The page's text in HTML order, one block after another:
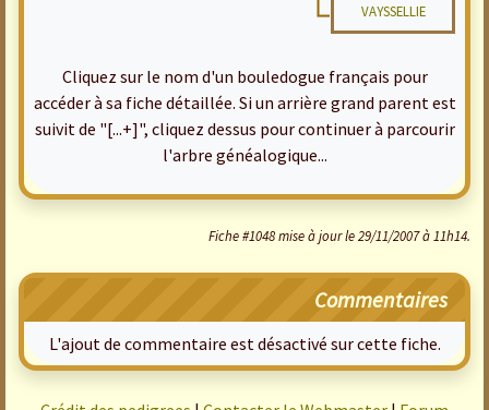
VAYSSELLIE
Cliquez sur le nom d'un bouledogue français pour
accéder à sa fiche détaillée. Si un arrière grand parent est
suivit de "[...+]", cliquez dessus pour continuer à parcourir
l'arbre généalogique...
Fiche #1048 mise à jour le 29/11/2007 à 11h14.
Commentaires
L'ajout de commentaire est désactivé sur cette fiche.